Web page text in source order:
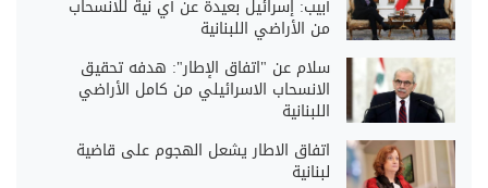
أبيب: إسرائيل بعيدة عن أي نية للانسحاب
من الأراضي اللبنانية
سلام عن "اتفاق الإطار": هدفه تحقيق
الانسحاب الاسرائيلي من كامل الأراضي
اللبنانية
اتفاق الاطار يشعل الهجوم على قاضية
لبنانية